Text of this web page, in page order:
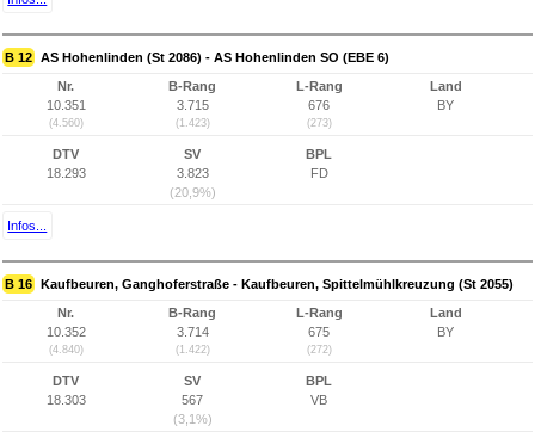
B 12 AS Hohenlinden (St 2086) - AS Hohenlinden SO (EBE 6)
Nr.
10.351
(4.560)
B-Rang
3.715
(1.423)
L-Rang
676
(273)
Land
BY
DTV
18.293
SV
3.823
(20,9%)
BPL
FD
Infos...
B 16 Kaufbeuren, Ganghoferstraße - Kaufbeuren, Spittelmühlkreuzung (St 2055)
Nr.
10.352
(4.840)
B-Rang
3.714
(1.422)
L-Rang
675
(272)
Land
BY
DTV
18.303
SV
567
(3,1%)
BPL
VB